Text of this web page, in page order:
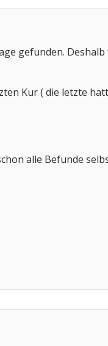
gefunden. Deshalb
Kur ( die letzte
alle Befunde